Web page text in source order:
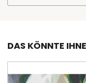
DAS KÖNNTE